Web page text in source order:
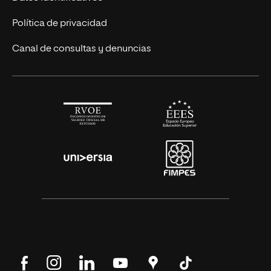
Alianza Newman
Actualidad
Solicita información
Política de privacidad
Canal de consultas y denuncias
SíguenosSíguenos SíguenosSíguenos
Encuéntranos